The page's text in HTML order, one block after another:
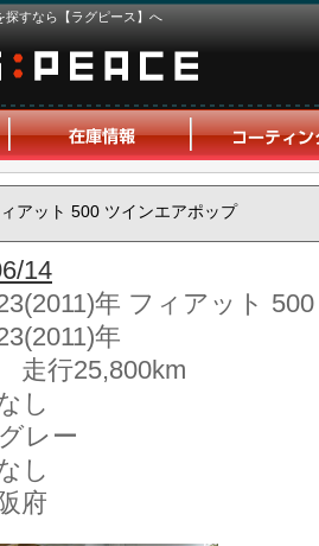
探すなら【ラグピース】へ
アット 500 ツインエアポップ
14
年 フィアット
年
走行25,800km
し
レー
し
府